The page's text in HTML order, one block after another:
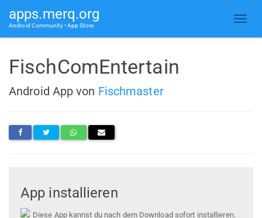
apps.merq.org
Android Community • App Store
FischComEntertain
Android App von Fischmaster
App installieren
Diese App kannst du nach dem Download sofort installieren.